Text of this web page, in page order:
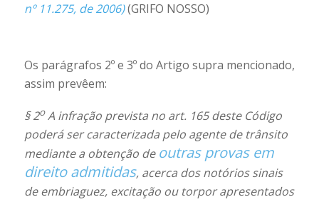
nº 11.275, de 2006) (GRIFO NOSSO)
Os parágrafos 2º e 3º do Artigo supra mencionado,
assim prevêem:
§ 2oA infração prevista no art. 165 deste Código
poderá ser caracterizada pelo agente de trânsito
mediante a obtenção de outras provas em
direito admitidas, acerca dos notórios sinais
de embriaguez, excitação ou torpor apresentados